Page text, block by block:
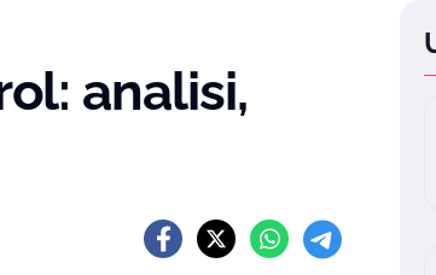
analisi,